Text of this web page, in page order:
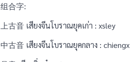
组合字:
上古音 เสียงจีนโบราณยุคเก่า : xsley
中古音 เสียงจีนโบราณยุคกลาง : chiengx